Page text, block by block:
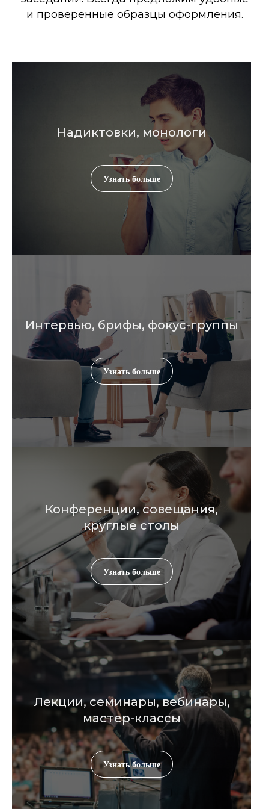
и проверенные образцы оформления.
Надиктовки, монологи
Узнать больше
Интервью, брифы, фокус-группы
Узнать больше
Конференции, совещания,
круглые столы
Узнать больше
Лекции, семинары, вебинары,
мастер-классы
Узнать больше